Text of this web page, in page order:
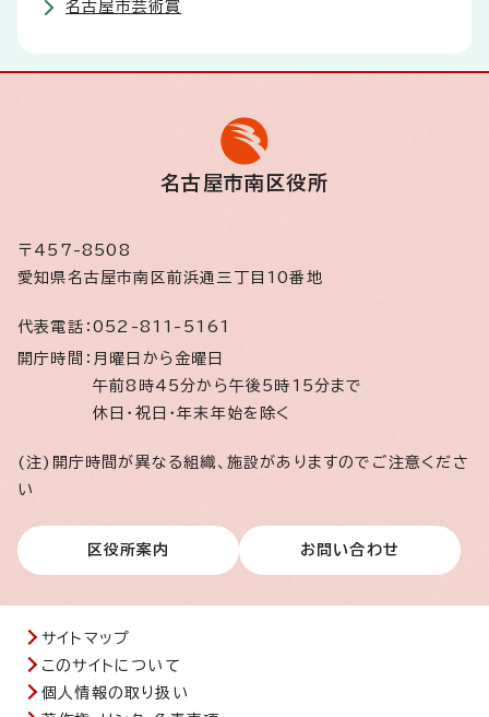
名古屋市芸術賞
名古屋市南区役所
〒457-8508
愛知県名古屋市南区前浜通三丁目10番地
代表電話： 052-811-5161
開庁時間： 月曜日から金曜日
午前8時45分から午後5時15分まで
休日・祝日・年末年始を除く
(注)開庁時間が異なる組織、施設がありますのでご注意くださ
い
区役所案内 お問い合わせ
サイトマップ
このサイトについて
個人情報の取り扱い